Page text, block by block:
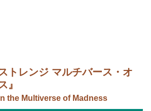
トレンジ マルチバース・オ
』
the Multiverse of Madness